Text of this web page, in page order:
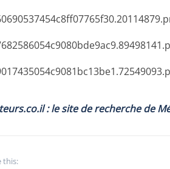
: le site de recherche de
this: